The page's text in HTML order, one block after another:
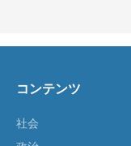
コンテンツ
社会